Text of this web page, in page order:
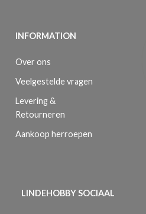
INFORMATION
Over ons
Veelgestelde vragen
Levering &
Retourneren
Aankoop herroepen
LINDEHOBBY SOCIAAL